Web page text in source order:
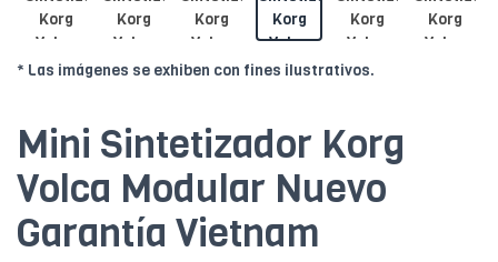
* Las imágenes se exhiben con fines ilustrativos.
Mini Sintetizador Korg
Volca Modular Nuevo
Garantía Vietnam